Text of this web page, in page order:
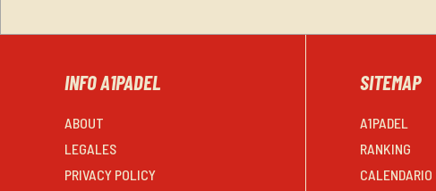
INFO A1PADEL
ABOUT
LEGALES
PRIVACY POLICY
SITEMAP
A1PADEL
RANKING
CALENDARIO